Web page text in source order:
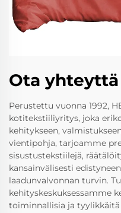
Ota yhteyttä
Perustettu vuonna 1992,
kotitekstiiliyritys, joka
kehitykseen,
vientipohja, tarjoamme
sisustustekstiilejä,
kansainvälisesti
laadunvalvonnan turvin.
kehityskeskuksessamme
toiminnallisia ja tyylikkäitä